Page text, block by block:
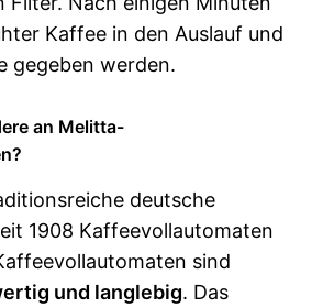
- und weitere
25,3 x 38 x 39 cm
Kunststoff
Kegelmahlwerk
Schwarz
1.450 W
15 bar
Kaffee in den Auslauf und
gegeben werden.
an Melitta-
deutsche
1908 Kaffeevollautomaten
sind
und langlebig. Das